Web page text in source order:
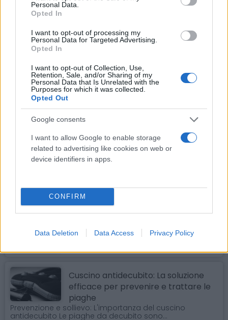
Personal Data.
Opted In
I want to opt-out of processing my
Personal Data for Targeted Advertising.
Opted In
I want to opt-out of Collection, Use,
Retention, Sale, and/or Sharing of my
Personal Data that Is Unrelated with the
Purposes for which it was collected.
Opted Out
Google consents
I want to allow Google to enable storage
related to advertising like cookies on web or
device identifiers in apps.
CONFIRM
Data Deletion Data Access Privacy Policy
Le bende coesive Nel campo medico,
l'efficacia e la praticità delle bende...
Cotone Idrofilo Zig Zag Made in Italy:
L'Alleato Indispensabile per la Tua
Salute Quotidiana
Il cotone idrofilo è uno dei prodotti più comuni e versatili
presenti in ogni...
Cotone idrofilo, a cosa serve? Utilità,
Scopi e Importanza
Cotone Idrofilo: Tutto Quello Che Devi
Crema all'ossido di zinco, A cosa
Crema all'ossido di zinco protettiva e
lenitiva arrossamenti - PHARMAFIORE
Cuscino antidecubito: La soluzione
efficace per prevenire e trattare le
piaghe
Prevenzione e sollievo: L'importanza del cuscino
antidecubito Le piaghe da decubito sono...